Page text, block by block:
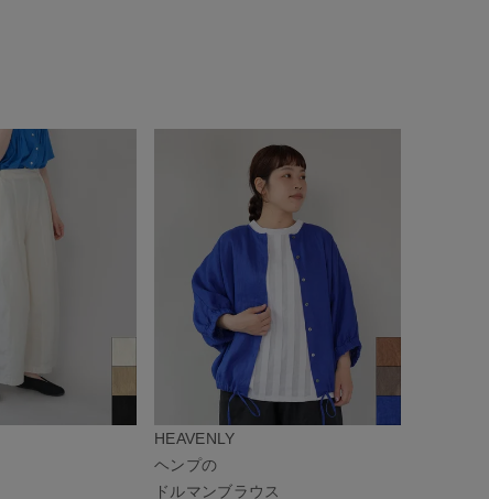
HEAVENLY
ヘンプの
ドルマンブラウス